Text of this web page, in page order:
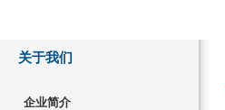
关于我们
企业简介